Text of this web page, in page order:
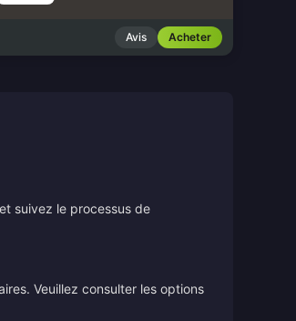
Avis Acheter
suivez le processus de
Veuillez consulter les options